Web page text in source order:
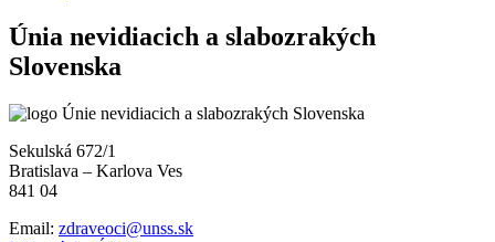
očných
porúch
u detí
PROKOP
Únia nevidiacich a slabozrakých
Slovenska
Sekulská 672/1
Bratislava – Karlova Ves
841 04
Email: zdraveoci@unss.sk